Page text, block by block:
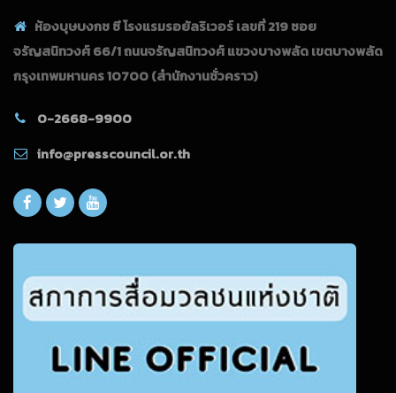
ห้องบุษบงกช ซี โรงแรมรอยัลริเวอร์ เลขที่ 219 ซอย
จรัญสนิทวงศ์ 66/1 ถนนจรัญสนิทวงศ์ แขวงบางพลัด เขตบางพลัด
กรุงเทพมหานคร 10700(สำนักงานชั่วคราว)
0-2668-9900
info@presscouncil.or.th